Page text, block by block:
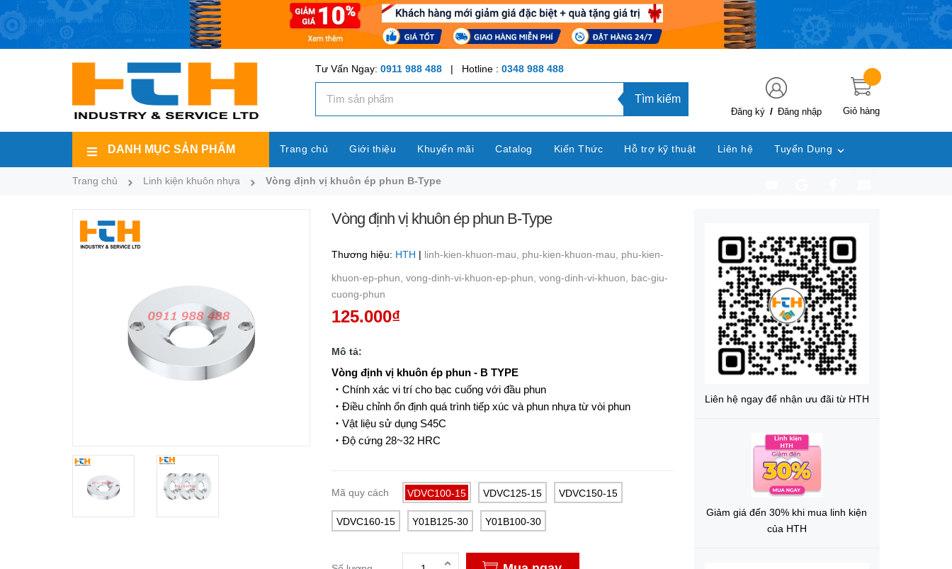
Giỏ hàng
Đăng ký / Đăng nhập
Tư Vấn Ngay: 0911 988 488 | Hotline : 0348 988 488
Tìm kiếm
DANH MỤC SẢN PHẨM Trang chủ Giới thiệu Khuyến mãi Catalog Kiến Thức Hỗ trợ kỹ thuật Liên hệ Tuyển Dụng
Trang chủ Linh kiện khuôn nhựa Vòng định vị khuôn ép phun B-Type
Vòng định vị khuôn ép phun B-Type
Thương hiệu: HTH | linh-kien-khuon-mau, phu-kien-khuon-mau, phu-kien-
khuon-ep-phun, vong-dinh-vi-khuon-ep-phun, vong-dinh-vi-khuon, bac-giu-
cuong-phun
125.000₫
Mô tả:
Vòng định vị khuôn ép phun - B TYPE
・ Chính xác vi trí cho bạc cuống với đầu phun
・ Điều chỉnh ổn định quá trình tiếp xúc và phun nhựa từ vòi phun
・ Vật liệu sử dụng S45C
・ Độ cứng 28~32 HRC
Mã quy cách VDVC100-15 VDVC125-15 VDVC150-15
VDVC160-15 Y01B125-30 Y01B100-30
Liên hệ ngay để nhận ưu đãi từ HTH
Giảm giá đến 30% khi mua linh kiện
của HTH